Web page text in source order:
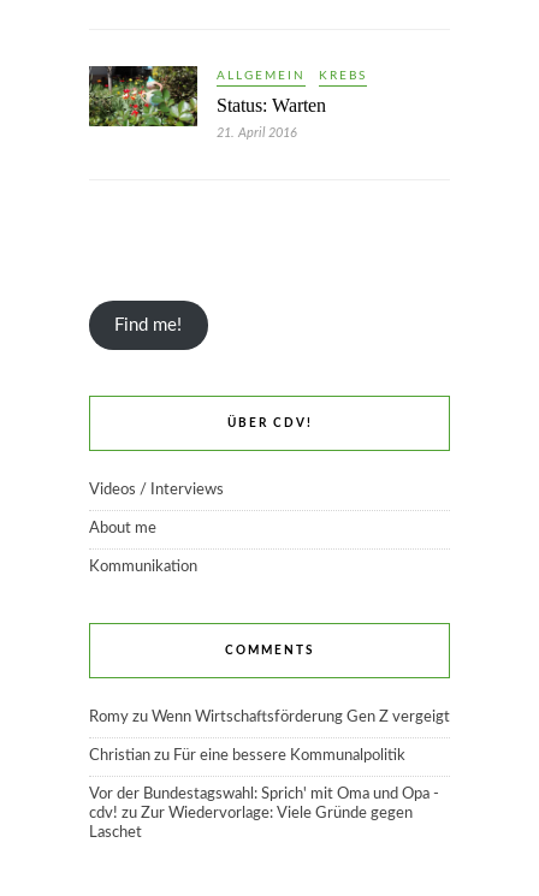
ALLGEMEIN KREBS
Status: Warten
21. April 2016
Find me!
ÜBER CDV!
Videos / Interviews
About me
Kommunikation
COMMENTS
Romy zu Wenn Wirtschaftsförderung Gen Z vergeigt
Christian zu Für eine bessere Kommunalpolitik
Vor der Bundestagswahl: Sprich' mit Oma und Opa -
cdv! zu Zur Wiedervorlage: Viele Gründe gegen
Laschet